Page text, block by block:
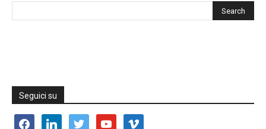
Seguici su
facebooklinkedin twitter youtube vimeo